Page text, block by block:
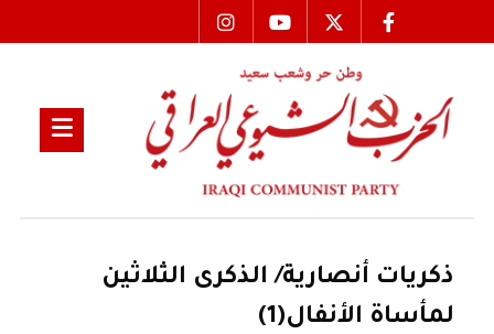
ذكريات أنصارية/ الذكرى الثلاثين
لمأساة الأنفال(1)